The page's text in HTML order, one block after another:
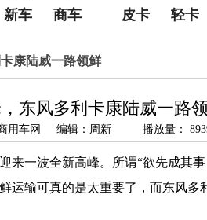
新车
商车
皮卡
轻卡
康陆威一路领鲜
东风多利卡康陆威一路
用车网 编辑：周新 播放量：
来一波全新高峰。所谓“欲先成其
运输可真的是太重要了，而东风多